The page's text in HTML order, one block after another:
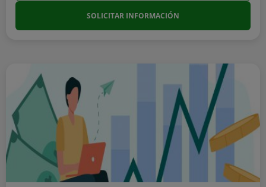
SOLICITAR INFORMACIÓN